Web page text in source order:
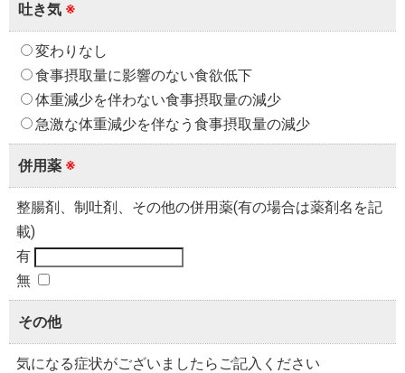
吐き気 ※
変わりなし
食事摂取量に影響のない食欲低下
体重減少を伴わない食事摂取量の減少
急激な体重減少を伴なう食事摂取量の減少
併用薬 ※
整腸剤、制吐剤、その他の併用薬(有の場合は薬剤名を記
載)
有
無
その他
気になる症状がございましたらご記入ください